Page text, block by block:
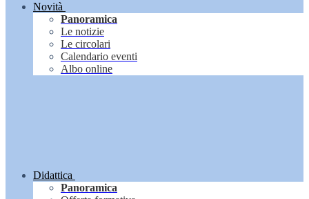
Novità
Panoramica
Le notizie
Le circolari
Calendario eventi
Albo online
Didattica
Panoramica